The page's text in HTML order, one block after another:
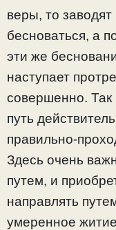
веры, то
бесноваться, а
эти же
наступает
совершенно. Так
путь
правильно-
Здесь очень
путем, и
направлять
умеренное